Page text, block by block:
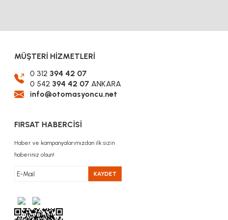
MÜŞTERİ HİZMETLERİ
0 312 394 42 07
0 542 394 42 07 ANKARA
info@otomasyoncu.net
FIRSAT HABERCİSİ
Haber ve kampanyalarımızdan ilk sizin
haberiniz olsun!
KAYDET